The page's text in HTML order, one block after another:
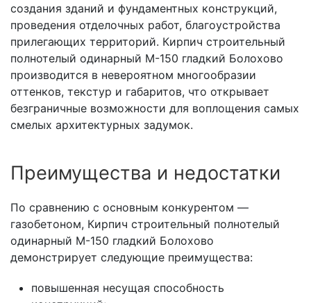
создания зданий и фундаментных конструкций,
проведения отделочных работ, благоустройства
прилегающих территорий. Кирпич строительный
полнотелый одинарный М-150 гладкий Болохово
производится в невероятном многообразии
оттенков, текстур и габаритов, что открывает
безграничные возможности для воплощения самых
смелых архитектурных задумок.
Преимущества и недостатки
По сравнению с основным конкурентом —
газобетоном, Кирпич строительный полнотелый
одинарный М-150 гладкий Болохово
демонстрирует следующие преимущества:
повышенная несущая способность